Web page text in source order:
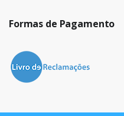
Formas de Pagamento